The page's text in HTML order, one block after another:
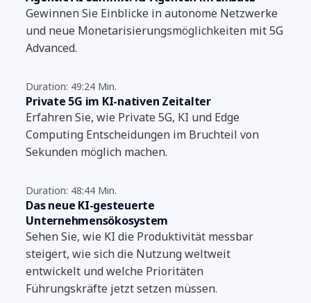
Gewinnen Sie Einblicke in autonome Netzwerke
und neue Monetarisierungsmöglichkeiten mit 5G
Advanced.
Duration: 49:24 Min.
Private 5G im KI-nativen Zeitalter
Erfahren Sie, wie Private 5G, KI und Edge
Computing Entscheidungen im Bruchteil von
Sekunden möglich machen.
Duration: 48:44 Min.
Das neue KI-gesteuerte
Unternehmensökosystem
Sehen Sie, wie KI die Produktivität messbar
steigert, wie sich die Nutzung weltweit
entwickelt und welche Prioritäten
Führungskräfte jetzt setzen müssen.